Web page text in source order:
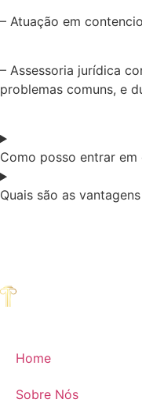
– Atuação em
– Assessoria jurídica
problemas comuns, e
Como posso entrar
Quais são as
Home
Sobre Nós